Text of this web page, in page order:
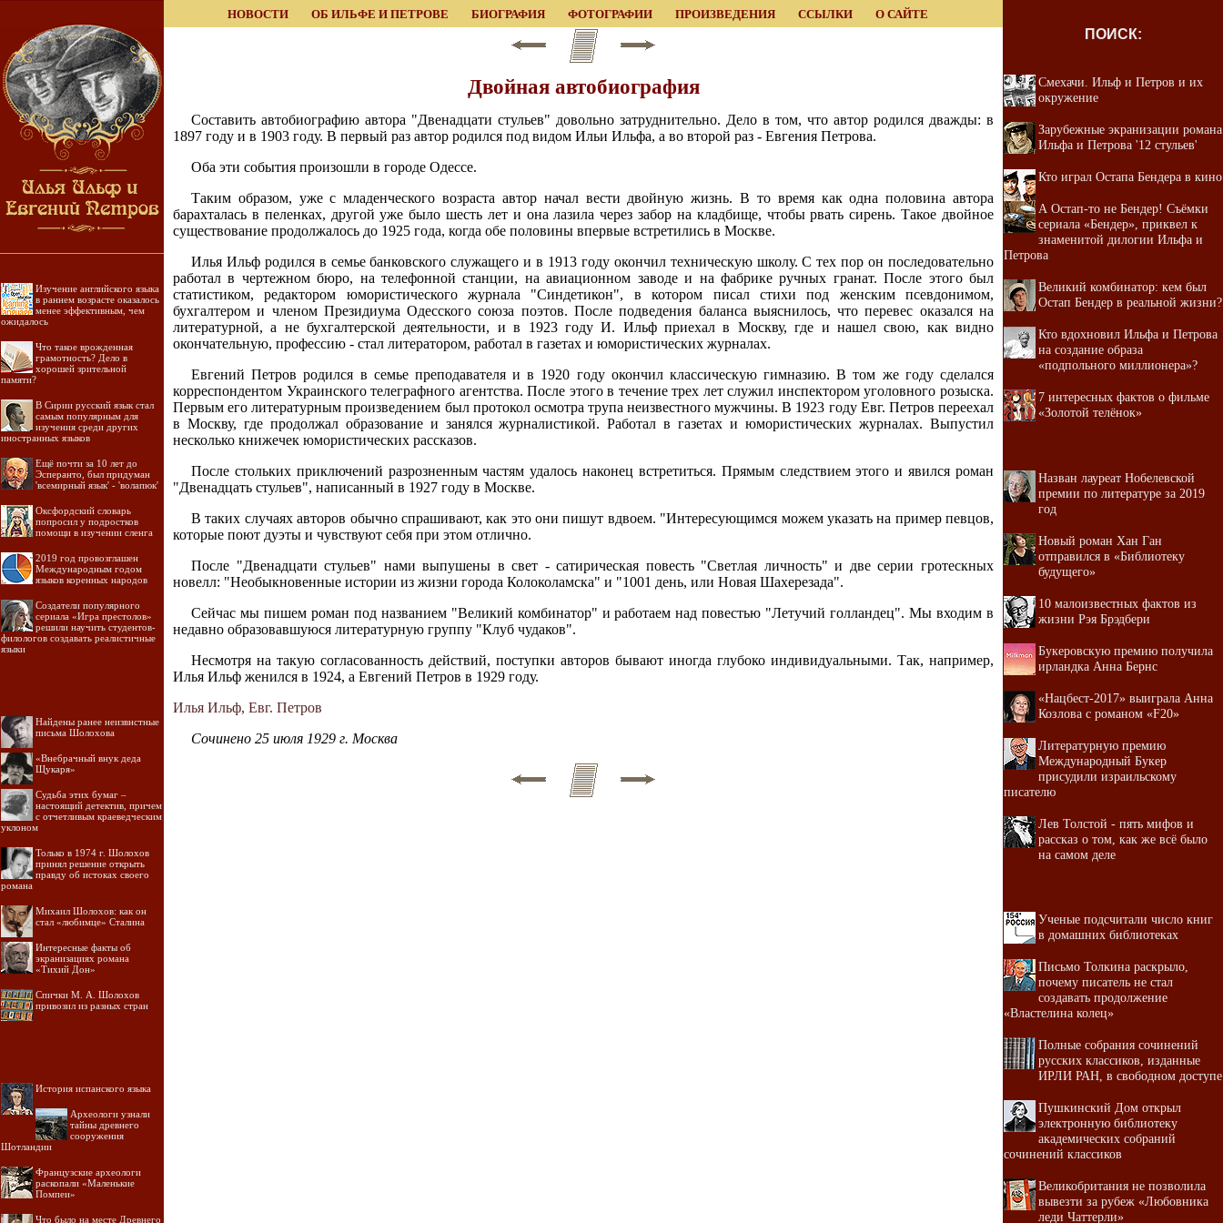
НОВОСТИ ОБ ИЛЬФЕ И ПЕТРОВЕ БИОГРАФИЯ ФОТОГРАФИИ ПРОИЗВЕДЕНИЯ ССЫЛКИ О САЙТЕ
Изучение английского языка
в раннем возрасте оказалось
менее эффективным, чем
ожидалось
Что такое врожденная
грамотность? Дело в
хорошей зрительной
памяти?
В Сирии русский язык стал
самым популярным для
изучения среди других
иностранных языков
Ещё почти за 10 лет до
Эсперанто, был придуман
'всемирный язык' - 'волапюк'
Оксфордский словарь
попросил у подростков
помощи в изучении сленга
2019 год провозглашен
Международным годом
языков коренных народов
Создатели популярного
сериала «Игра престолов»
решили научить студентов-
филологов создавать реалистичные
языки
Найдены ранее неизвнстные
письма Шолохова
«Внебрачный внук деда
Щукаря»
Судьба этих бумаг –
настоящий детектив, причем
с отчетливым краеведческим
уклоном
Только в 1974 г. Шолохов
принял решение открыть
правду об истоках своего
романа
Михаил Шолохов: как он
стал «любимце» Сталина
Интересные факты об
экранизациях романа
«Тихий Дон»
Спички М. А. Шолохов
привозил из разных стран
История испанского языка
Археологи узнали
тайны древнего
сооружения
Шотландии
Французские археологи
раскопали «Маленькие
Помпеи»
Что было на месте Древнего
Двойная автобиография
Составить автобиографию автора "Двенадцати стульев" довольно затруднительно. Дело в том, что автор родился дважды: в
1897 году и в 1903 году. В первый раз автор родился под видом Ильи Ильфа, а во второй раз - Евгения Петрова.
Оба эти события произошли в городе Одессе.
Таким образом, уже с младенческого возраста автор начал вести двойную жизнь. В то время как одна половина автора
барахталась в пеленках, другой уже было шесть лет и она лазила через забор на кладбище, чтобы рвать сирень. Такое двойное
существование продолжалось до 1925 года, когда обе половины впервые встретились в Москве.
Илья Ильф родился в семье банковского служащего и в 1913 году окончил техническую школу. С тех пор он последовательно
работал в чертежном бюро, на телефонной станции, на авиационном заводе и на фабрике ручных гранат. После этого был
статистиком, редактором юмористического журнала "Синдетикон", в котором писал стихи под женским псевдонимом,
бухгалтером и членом Президиума Одесского союза поэтов. После подведения баланса выяснилось, что перевес оказался на
литературной, а не бухгалтерской деятельности, и в 1923 году И. Ильф приехал в Москву, где и нашел свою, как видно
окончательную, профессию - стал литератором, работал в газетах и юмористических журналах.
Евгений Петров родился в семье преподавателя и в 1920 году окончил классическую гимназию. В том же году сделался
корреспондентом Украинского телеграфного агентства. После этого в течение трех лет служил инспектором уголовного розыска.
Первым его литературным произведением был протокол осмотра трупа неизвестного мужчины. В 1923 году Евг. Петров переехал
в Москву, где продолжал образование и занялся журналистикой. Работал в газетах и юмористических журналах. Выпустил
несколько книжечек юмористических рассказов.
После стольких приключений разрозненным частям удалось наконец встретиться. Прямым следствием этого и явился роман
"Двенадцать стульев", написанный в 1927 году в Москве.
В таких случаях авторов обычно спрашивают, как это они пишут вдвоем. "Интересующимся можем указать на пример певцов,
которые поют дуэты и чувствуют себя при этом отлично.
После "Двенадцати стульев" нами выпушены в свет - сатирическая повесть "Светлая личность" и две серии гротескных
новелл: "Необыкновенные истории из жизни города Колоколамска" и "1001 день, или Новая Шахерезада".
Сейчас мы пишем роман под названием "Великий комбинатор" и работаем над повестью "Летучий голландец". Мы входим в
недавно образовавшуюся литературную группу "Клуб чудаков".
Несмотря на такую согласованность действий, поступки авторов бывают иногда глубоко индивидуальными. Так, например,
Илья Ильф женился в 1924, а Евгений Петров в 1929 году.
Илья Ильф, Евг. Петров
Сочинено 25 июля 1929 г. Москва
ПОИСК:
Смехачи. Ильф и Петров и их
окружение
Зарубежные экранизации романа
Ильфа и Петрова '12 стульев'
Кто играл Остапа Бендера в кино
А Остап-то не Бендер! Cъёмки
сериала «Бендер», приквел к
знаменитой дилогии Ильфа и
Петрова
Великий комбинатор: кем был
Остап Бендер в реальной жизни?
Кто вдохновил Ильфа и Петрова
на создание образа
«подпольного миллионера»?
7 интересных фактов о фильме
«Золотой телёнок»
Назван лауреат Нобелевской
премии по литературе за 2019
год
Новый роман Хан Ган
отправился в «Библиотеку
будущего»
10 малоизвестных фактов из
жизни Рэя Брэдбери
Букеровскую премию получила
ирландка Анна Бернс
«Нацбест-2017» выиграла Анна
Козлова с романом «F20»
Литературную премию
Международный Букер
присудили израильскому
писателю
Лев Толстой - пять мифов и
рассказ о том, как же всё было
на самом деле
Ученые подсчитали число книг
в домашних библиотеках
Письмо Толкина раскрыло,
почему писатель не стал
создавать продолжение
«Властелина колец»
Полные собрания сочинений
русских классиков, изданные
ИРЛИ РАН, в свободном доступе
Пушкинский Дом открыл
электронную библиотеку
академических собраний
сочинений классиков
Великобритания не позволила
вывезти за рубеж «Любовника
леди Чаттерли»